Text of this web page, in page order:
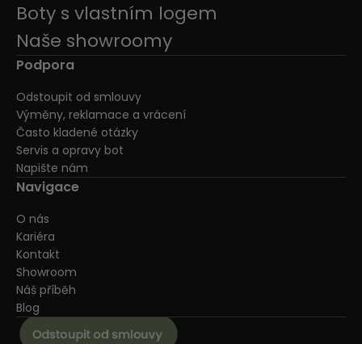
Boty s vlastním logem
Naše showroomy
Podpora
Odstoupit od smlouvy
Výměny, reklamace a vrácení
Často kladené otázky
Servis a opravy bot
Napište nám
Navigace
O nás
Kariéra
Kontakt
Showroom
Náš příběh
Blog